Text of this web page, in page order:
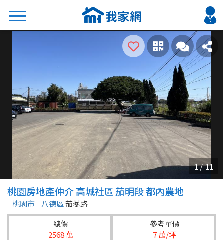
搜尋
熱門關鍵字
2026 台北降價好屋限量釋出
2026 新北降價好屋限量釋出
2026 台中降價好屋限量釋出
2026 台南降價好屋限量釋出
2026 高雄降價好屋限量釋出
縣市
不限
台北市
區域
桃園房地產仲介 高城社區 茄明段 都內農地
桃園市 八德區茄苳路
總價
2568 萬
參考單價
7 萬/坪